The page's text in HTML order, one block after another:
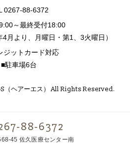
88-6372
45 佐久医療センター南
0267-88-6372
～最終受付18:00
月より、月曜日・第1、3火曜日）
ジットカード対応
■駐車場6台
（ヘアーエス） All Rights Reserved.